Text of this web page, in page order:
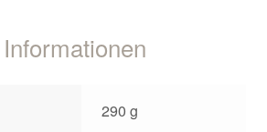
290 g